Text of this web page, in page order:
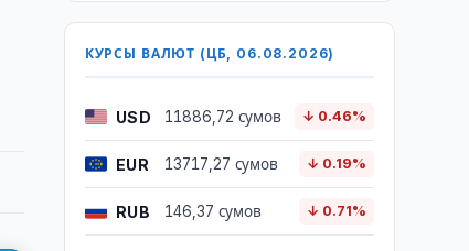
КУРСЫ ВАЛЮТ (ЦБ, 06.08.2026)
USD 11886,72 сумов ↓ 0.46%
EUR 13717,27 сумов ↓ 0.19%
RUB 146,37 сумов ↓ 0.71%